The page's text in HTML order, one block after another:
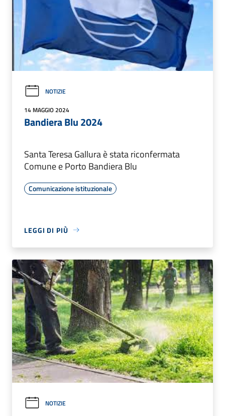
NOTIZIE
14 MAGGIO 2024
Bandiera Blu 2024
Santa Teresa Gallura è stata riconfermata
Comune e Porto Bandiera Blu
Comunicazione istituzionale
LEGGI DI PIÙ
NOTIZIE